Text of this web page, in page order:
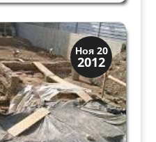
музеем, в
античная и
мы...
Ноя 20
2012